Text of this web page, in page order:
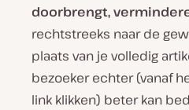
doorbrengt,
rechtstreeks naar de
plaats van je volledig
bezoeker echter (vanaf
link klikken) beter kan